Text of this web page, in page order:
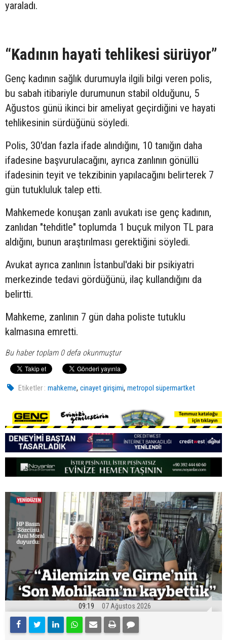
yaraladı.
“Kadının hayati tehlikesi sürüyor”
Genç kadının sağlık durumuyla ilgili bilgi veren polis,
bu sabah itibariyle durumunun stabil olduğunu, 5
Ağustos günü ikinci bir ameliyat geçirdiğini ve hayati
tehlikesinin sürdüğünü söyledi.
Polis, 30'dan fazla ifade alındığını, 10 tanığın daha
ifadesine başvurulacağını, ayrıca zanlının gönüllü
ifadesinin teyit ve tekzibinin yapılacağını belirterek 7
gün tutukluluk talep etti.
Mahkemede konuşan zanlı avukatı ise genç kadının,
zanlıdan "tehditle" toplumda 1 buçuk milyon TL para
aldığını, bunun araştırılması gerektiğini söyledi.
Avukat ayrıca zanlının İstanbul'daki bir psikiyatri
merkezinde tedavi gördüğünü, ilaç kullandığını da
belirtti.
Mahkeme, zanlının 7 gün daha poliste tutuklu
kalmasına emretti.
Bu haber toplam 0 defa okunmuştur
Etiketler : mahkeme,cinayet girişimi,metropol süpermartket
09:19 07 Ağustos 2026